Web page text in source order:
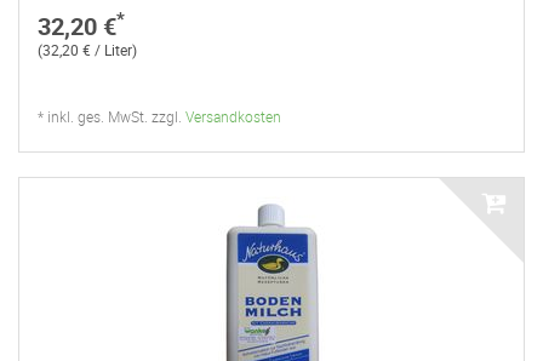
32,20 €*
(32,20 € / Liter)
* inkl. ges. MwSt. zzgl. Versandkosten